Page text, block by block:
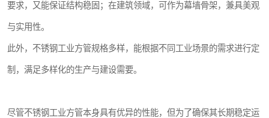
要求，又能保证结构稳固；在建筑领域，可作为幕墙骨架，兼具美观
与实用性。
此外，不锈钢工业方管规格多样，能根据不同工业场景的需求进行定
制，满足多样化的生产与建设需要。
尽管不锈钢工业方管本身具有优异的性能，但为了确保其长期稳定运